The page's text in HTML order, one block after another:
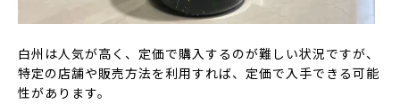
白州は人気が高く、定価で購入するのが難しい状況ですが、
特定の店舗や販売方法を利用すれば、定価で入手できる可能
性があります。